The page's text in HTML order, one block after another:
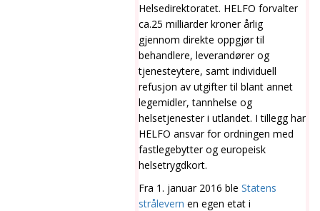
Helsedirektoratet. HELFO forvalter
ca.25 milliarder kroner årlig
gjennom direkte oppgjør til
behandlere, leverandører og
tjenesteytere, samt individuell
refusjon av utgifter til blant annet
legemidler, tannhelse og
helsetjenester i utlandet. I tillegg har
HELFO ansvar for ordningen med
fastlegebytter og europeisk
helsetrygdkort.
Fra 1. januar 2016 ble Statens
strålevern en egen etat i